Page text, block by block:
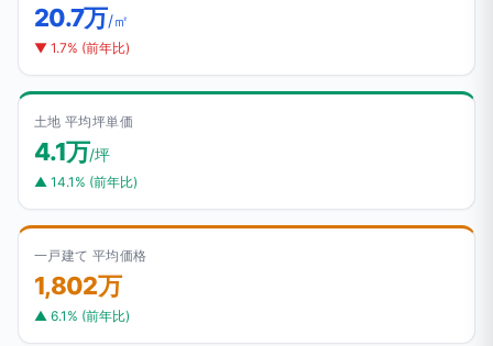
20.7万/㎡
▼ 1.7% (前年比)
土地 平均坪単価
4.1万/坪
▲ 14.1% (前年比)
一戸建て 平均価格
1,802万
▲ 6.1% (前年比)